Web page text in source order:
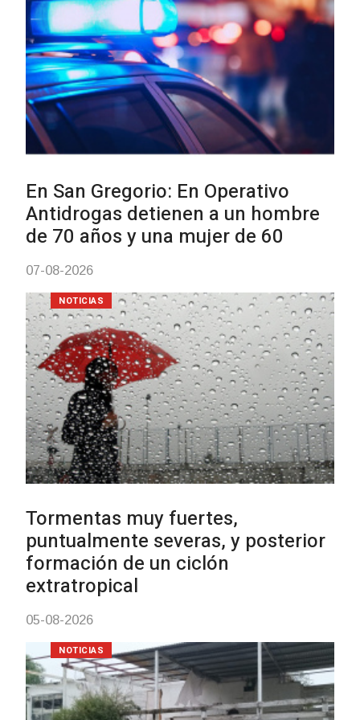
Facultad de Artes llega a
con dos cursos de formación
03-08-2026
NOTICIAS
Clases de Muai Thai en
Charrúa
03-08-2026
NOTICIAS
Turismo accesible para
con discapacidad y adultos
mayores
03-08-2026
NOTICIAS
NOTICIAS